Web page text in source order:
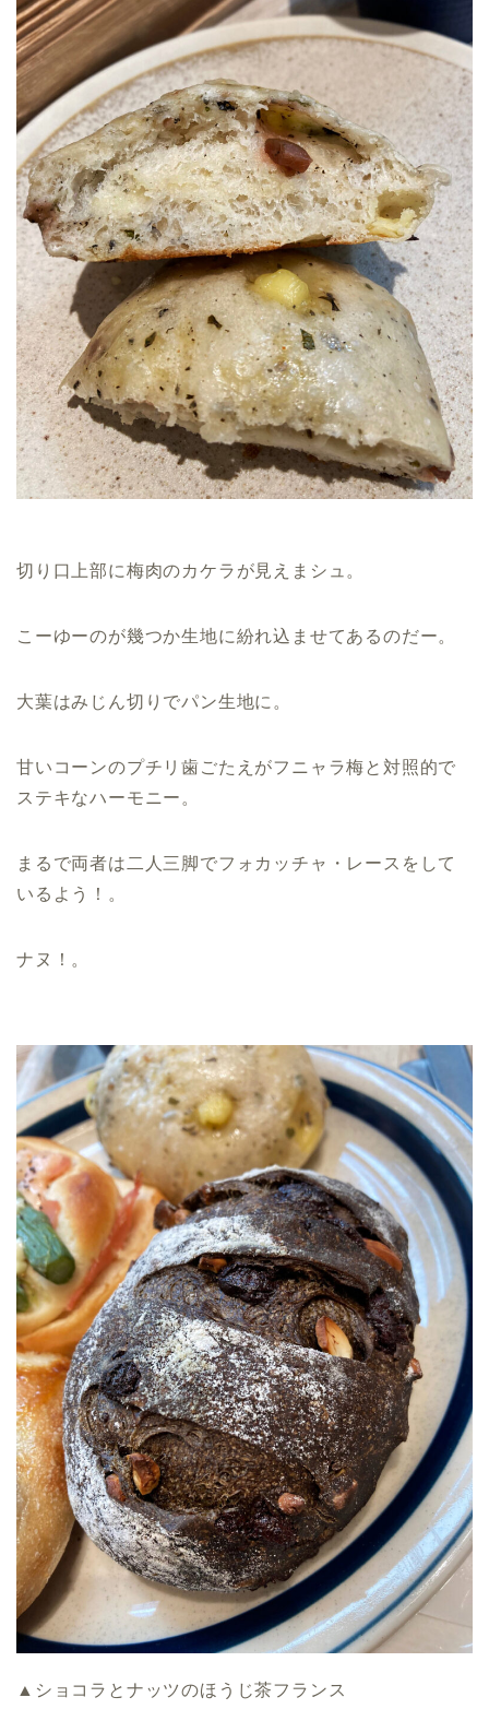
切り口上部に梅肉のカケラが見えまシュ。
こーゆーのが幾つか生地に紛れ込ませてあるのだー。
大葉はみじん切りでパン生地に。
甘いコーンのプチリ歯ごたえがフニャラ梅と対照的で
ステキなハーモニー。
まるで両者は二人三脚でフォカッチャ・レースをして
いるよう！。
ナヌ！。
▲ショコラとナッツのほうじ茶フランス